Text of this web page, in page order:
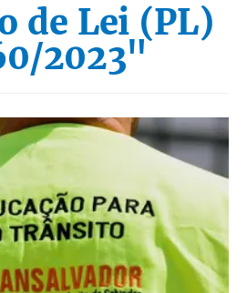
de Lei (PL)
2023"